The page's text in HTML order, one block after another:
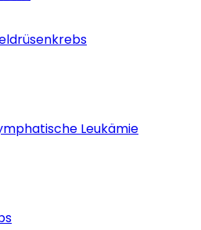
Leukämie